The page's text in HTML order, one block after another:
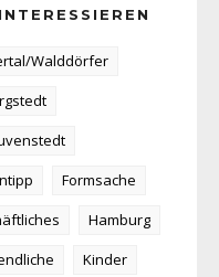
Walddörfer
Formsache
Hamburg
Kinder